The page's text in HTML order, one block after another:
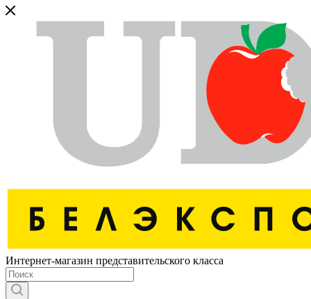
Интернет-магазин представительского класса